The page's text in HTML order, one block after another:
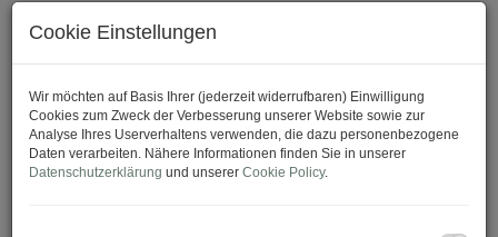
Cookie Einstellungen
Wir möchten auf Basis Ihrer (jederzeit widerrufbaren) Einwilligung
Cookies zum Zweck der Verbesserung unserer Website sowie zur
Analyse Ihres Userverhaltens verwenden, die dazu personenbezogene
Daten verarbeiten. Nähere Informationen finden Sie in unserer
Datenschutzerklärung und unserer Cookie Policy.